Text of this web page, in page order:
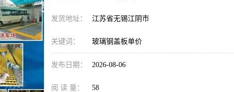
发货地址： 江苏省无锡江阴市
关键词： 玻璃钢盖板单价
发布日期： 2026-08-06
阅 读 量： 58